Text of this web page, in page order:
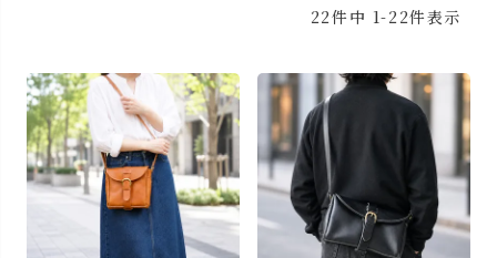
22件中 1-22件表示